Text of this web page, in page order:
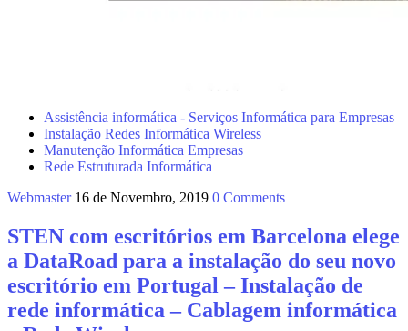
Assistência informática - Serviços Informática para Empresas
Instalação Redes Informática Wireless
Manutenção Informática Empresas
Rede Estruturada Informática
Webmaster 16 de Novembro, 2019 0 Comments
STEN com escritórios em Barcelona elege
a DataRoad para a instalação do seu novo
escritório em Portugal – Instalação de
rede informática – Cablagem informática